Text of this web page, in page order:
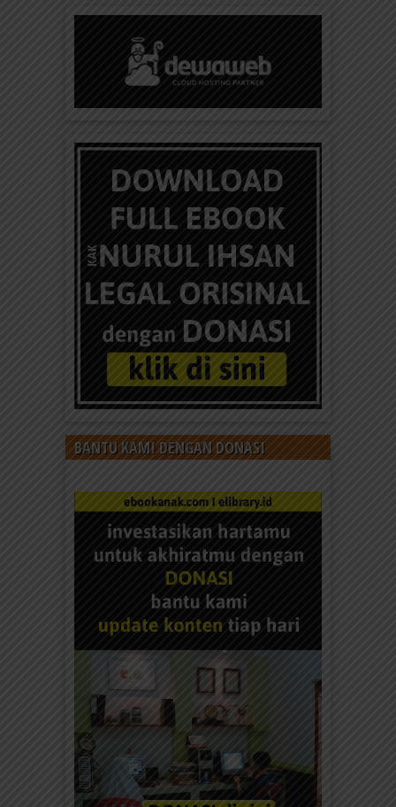
BANTU KAMI DENGAN DONASI